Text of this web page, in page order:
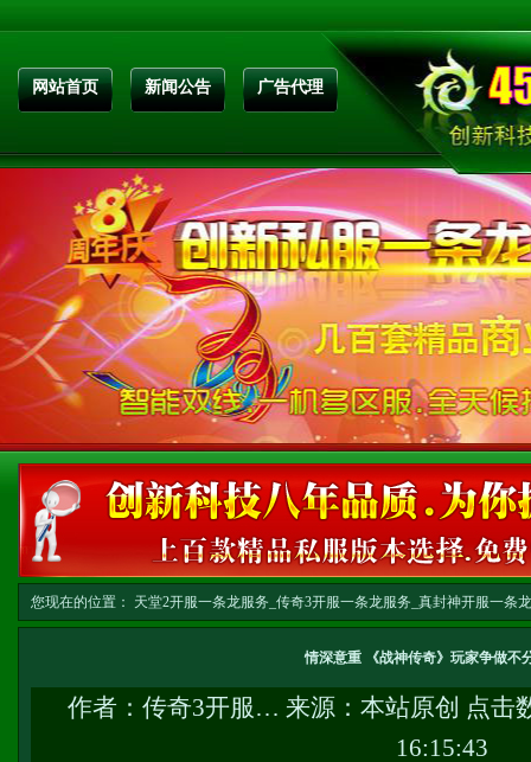
网站首页 新闻公告 广告代理
您现在的位置： 天堂2开服一条龙服务_传奇3开服一条龙服务_真封神开服一条
情深意重 《战神传奇》玩家争做不
作者： 传奇3开服… 来源：本站原创 点击
16:15:43